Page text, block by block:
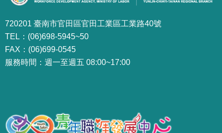
720201 臺南市官田區官田工業區工業路40號
TEL：(06)698-5945~50
FAX：(06)699-0545
服務時間：週一至週五 08:00~17:00